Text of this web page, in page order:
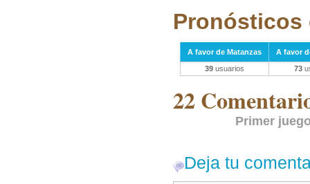
Pronósticos
A favor de Matanzas
A favor
39 usuarios 73
22
Primer
Deja tu